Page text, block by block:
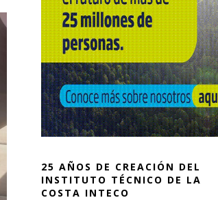
25 AÑOS DE CREACIÓN DEL
INSTITUTO TÉCNICO DE LA
COSTA INTECO